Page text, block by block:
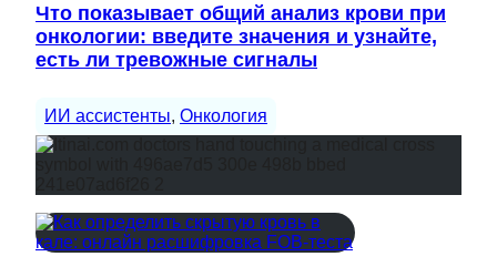
Что показывает общий анализ крови при
онкологии: введите значения и узнайте,
есть ли тревожные сигналы
ИИ ассистенты, Онкология